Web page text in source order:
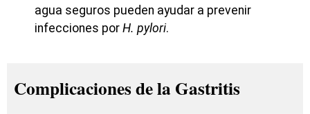
agua seguros pueden ayudar a prevenir
infecciones por H. pylori.
Complicaciones de la Gastritis